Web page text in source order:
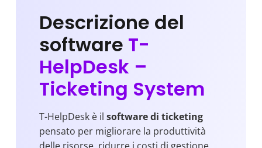
Descrizione del
software T-
HelpDesk –
Ticketing System
T-HelpDesk è il software di ticketing
pensato per migliorare la produttività